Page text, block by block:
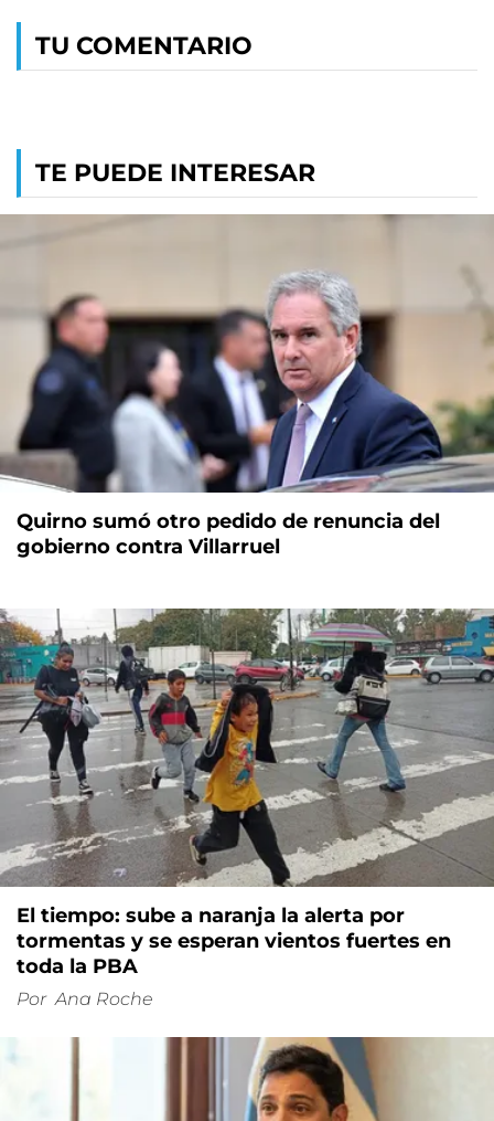
TU COMENTARIO
TE PUEDE INTERESAR
Quirno sumó otro pedido de renuncia del
gobierno contra Villarruel
El tiempo: sube a naranja la alerta por
tormentas y se esperan vientos fuertes en
toda la PBA
Por Ana Roche